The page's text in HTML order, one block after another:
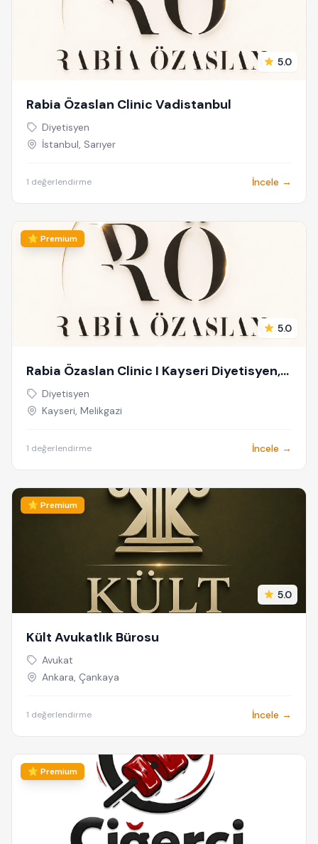
5.0
Rabia Özaslan Clinic Vadistanbul
Diyetisyen
İstanbul, Sarıyer
1 değerlendirme İncele →
⭐ Premium
5.0
Rabia Özaslan Clinic I Kayseri Diyetisyen,
Lipödem, Bölgesel İncelme
Diyetisyen
Kayseri, Melikgazi
1 değerlendirme İncele →
⭐ Premium
5.0
Kült Avukatlık Bürosu
Avukat
Ankara, Çankaya
1 değerlendirme İncele →
⭐ Premium